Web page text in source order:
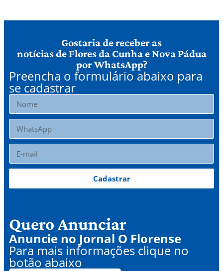
Gostaria de receber as
notícias de Flores da Cunha e Nova Pádua
por WhatsApp?
Preencha o formulário abaixo para
se cadastrar
Cadastrar
Quero Anunciar
Anuncie no Jornal O Florense
Para mais informações clique no
botão abaixo